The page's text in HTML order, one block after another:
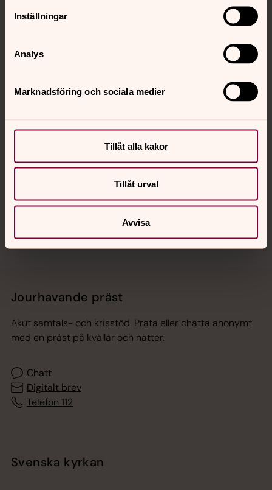
Inställningar
Analys
Marknadsföring och sociala medier
Tillåt alla kakor
Tillåt urval
Avvisa
Kontakt
Sociala kanaler
Jourhavande präst
Akut samtals- och krisstöd. Prata eller chatta anonymt
med en präst på kvällar och nätter.
Chatt
Digitalt brev
Telefon 112
Svenska kyrkan